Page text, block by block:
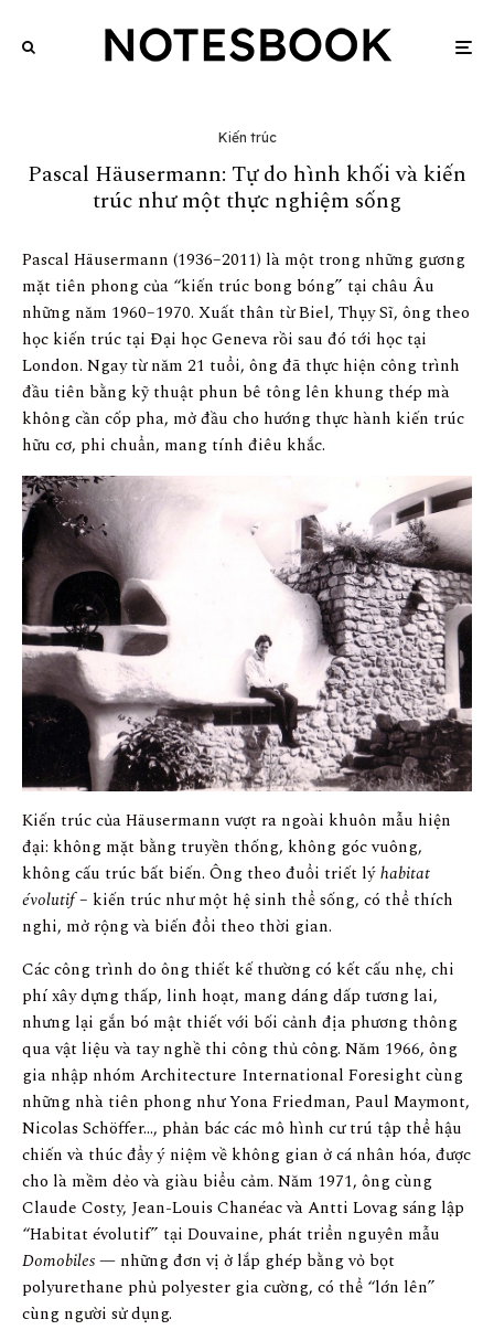
Kiến trúc
Pascal Häusermann: Tự do hình khối và kiến
trúc như một thực nghiệm sống
Pascal Häusermann (1936–2011) là một trong những gương
mặt tiên phong của “kiến trúc bong bóng” tại châu Âu
những năm 1960–1970. Xuất thân từ Biel, Thụy Sĩ, ông theo
học kiến trúc tại Đại học Geneva rồi sau đó tới học tại
London. Ngay từ năm 21 tuổi, ông đã thực hiện công trình
đầu tiên bằng kỹ thuật phun bê tông lên khung thép mà
không cần cốp pha, mở đầu cho hướng thực hành kiến trúc
hữu cơ, phi chuẩn, mang tính điêu khắc.
Kiến trúc của Häusermann vượt ra ngoài khuôn mẫu hiện
đại: không mặt bằng truyền thống, không góc vuông,
không cấu trúc bất biến. Ông theo đuổi triết lýhabitat
évolutif– kiến trúc như một hệ sinh thể sống, có thể thích
nghi, mở rộng và biến đổi theo thời gian.
Các công trình do ông thiết kế thường có kết cấu nhẹ, chi
phí xây dựng thấp, linh hoạt, mang dáng dấp tương lai,
nhưng lại gắn bó mật thiết với bối cảnh địa phương thông
qua vật liệu và tay nghề thi công thủ công. Năm 1966, ông
gia nhập nhóm Architecture International Foresight cùng
những nhà tiên phong như Yona Friedman, Paul Maymont,
Nicolas Schöffer…, phản bác các mô hình cư trú tập thể hậu
chiến và thúc đẩy ý niệm về không gian ở cá nhân hóa, được
cho là mềm dẻo và giàu biểu cảm. Năm 1971, ông cùng
Claude Costy, Jean-Louis Chanéac và Antti Lovag sáng lập
“Habitat évolutif” tại Douvaine, phát triển nguyên mẫu
Domobiles— những đơn vị ở lắp ghép bằng vỏ bọt
polyurethane phủ polyester gia cường, có thể “lớn lên”
cùng người sử dụng.